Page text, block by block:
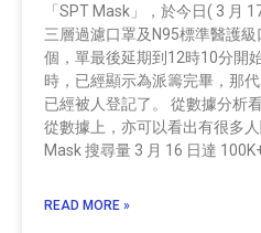
「SPT Mask」，於今日( 3 月
三層過濾口罩及N95標準醫護
個，單最後延期到12時10分開
時，已經顯示為派籌完畢，那
已經被人登記了。 從數據分析
從數據上，亦可以看出有很多
Mask 搜尋量 3 月 16 日達
READ MORE »